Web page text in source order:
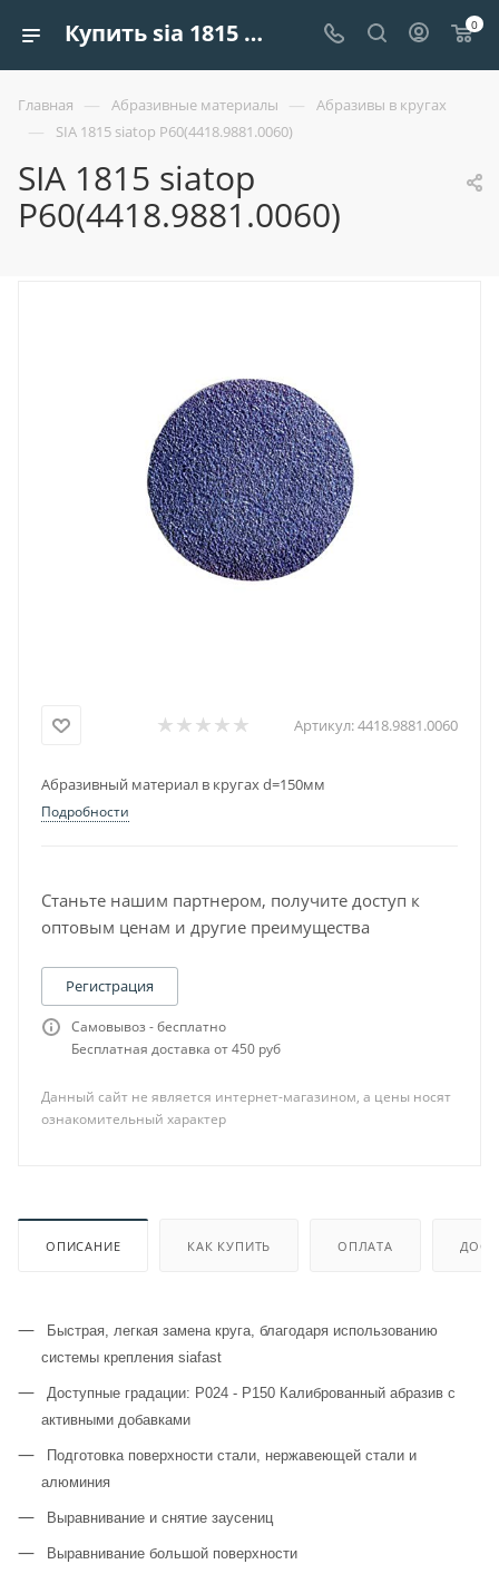
Купить sia 1815 siatop p60(4418.9881.0060) | Европроект Tрейдинг 0
Главная — Абразивные материалы — Абразивы в кругах
— SIA 1815 siatop P60(4418.9881.0060)
SIA 1815 siatop
P60(4418.9881.0060)
Артикул:4418.9881.0060
Абразивный материал в кругах d=150мм
Подробности
Станьте нашим партнером, получите доступ к
оптовым ценам и другие преимущества
Регистрация
Самовывоз - бесплатно
Бесплатная доставка от 450 руб
Данный сайт не является интернет-магазином, а цены носят
ознакомительный характер
ОПИСАНИЕ КАК КУПИТЬ ОПЛАТА
Быстрая, легкая замена круга, благодаря использованию
системы крепления siafast
Доступные градации: P024 - P150 Калиброванный абразив с
активными добавками
Подготовка поверхности стали, нержавеющей стали и
алюминия
Выравнивание и снятие заусениц
Выравнивание большой поверхности